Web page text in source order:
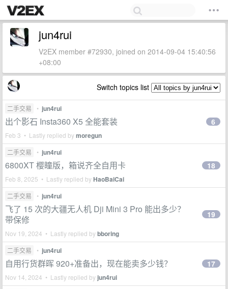
jun4rui
V2EX member #72930, joined on 2014-09-04 15:40:56
+08:00
Switch topics list
二手交易 • jun4rui
出个影石 Insta360 X5 全能套装
Feb 3 • Lastly replied bymoregun
6
二手交易 • jun4rui
6800XT 樱瞳版，箱说齐全自用卡
Feb 8, 2025 • Lastly replied byHaoBaiCai
18
二手交易 • jun4rui
飞了 15 次的大疆无人机 Dji Mini 3 Pro 能出多少？
带保修
Nov 19, 2024 • Lastly replied bybboring
19
二手交易 • jun4rui
自用行货群晖 920+准备出，现在能卖多少钱？
Nov 14, 2024 • Lastly replied by jun4rui
17